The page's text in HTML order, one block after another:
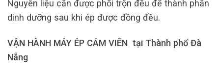
Nguyên liệu cần được phối trộn đều để thành phần
dinh dưỡng sau khi ép được đồng đều.
VẬN HÀNH MÁY ÉP CÁM VIÊN tại Thành phố Đà
Nẵng